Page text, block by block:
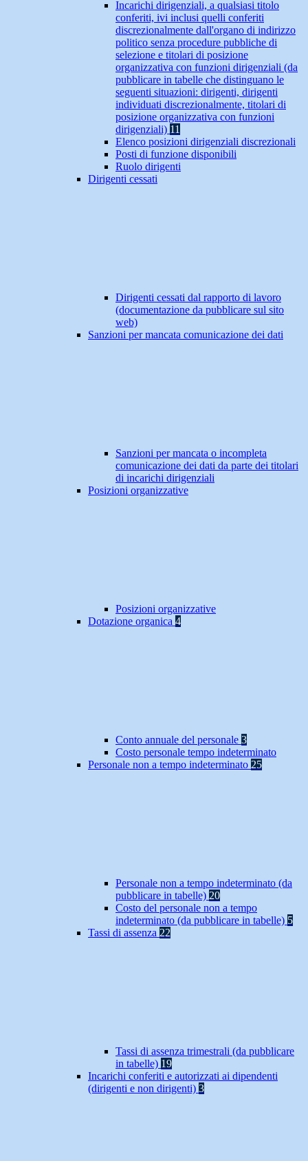
Incarichi dirigenziali, a qualsiasi titolo
conferiti, ivi inclusi quelli conferiti
discrezionalmente dall'organo di indirizzo
politico senza procedure pubbliche di
selezione e titolari di posizione
organizzativa con funzioni dirigenziali (da
pubblicare in tabelle che distinguano le
seguenti situazioni: dirigenti, dirigenti
individuati discrezionalmente, titolari di
posizione organizzativa con funzioni
dirigenziali) 11
Elenco posizioni dirigenziali discrezionali
Posti di funzione disponibili
Ruolo dirigenti
Dirigenti cessati
Dirigenti cessati dal rapporto di lavoro
(documentazione da pubblicare sul sito
web)
Sanzioni per mancata comunicazione dei dati
Sanzioni per mancata o incompleta
comunicazione dei dati da parte dei titolari
di incarichi dirigenziali
Posizioni organizzative
Posizioni organizzative
Dotazione organica 4
Conto annuale del personale 3
Costo personale tempo indeterminato
Personale non a tempo indeterminato 25
Personale non a tempo indeterminato (da
pubblicare in tabelle) 20
Costo del personale non a tempo
indeterminato (da pubblicare in tabelle) 5
Tassi di assenza 22
Tassi di assenza trimestrali (da pubblicare
in tabelle) 19
Incarichi conferiti e autorizzati ai dipendenti
(dirigenti e non dirigenti) 3